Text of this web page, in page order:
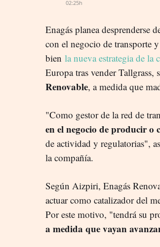
02:25h
Enagás planea desprenderse
con el negocio de transporte
bien la nueva estrategia de la
Europa tras vender Tallgrass,
Renovable, a medida que
"Como gestor de la red de
en el negocio de producir o
de actividad y regulatorias",
la compañía.
Según Aizpiri, Enagás
actuar como catalizador del
Por este motivo, "tendrá su
a medida que vayan